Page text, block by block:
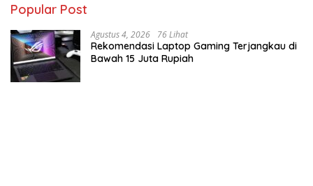
Popular Post
Agustus 4, 2026 76 Lihat
Rekomendasi Laptop Gaming Terjangkau di
Bawah 15 Juta Rupiah